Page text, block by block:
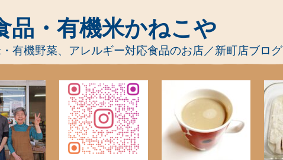
品・有機米かねこや
有機野菜、アレルギー対応食品のお店／新町店ブログ